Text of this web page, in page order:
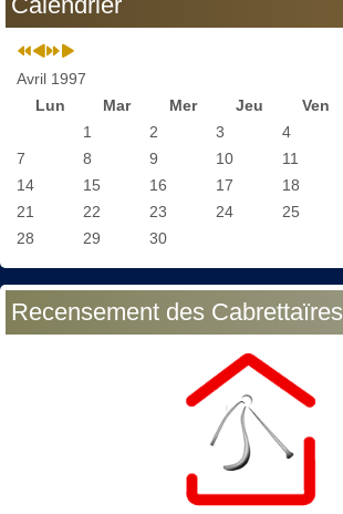
Avril 1997
Lun
Mar Mer Jeu Ven
1
2 3 4
7
8 9 10 11
14
15 16 17 18
21
22 23 24 25
28
29 30
Recensement des Cabrettaïres